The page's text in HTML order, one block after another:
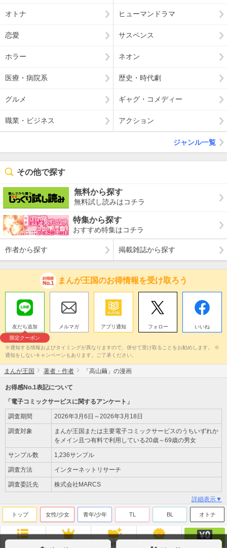
オトナ ヒューマンドラマ
恋愛 サスペンス
ホラー ネオン
医療・病院系 歴史・時代劇
グルメ ギャグ・コメディー
職業・ビジネス アクション
ジャンル一覧
その他で探す
無料から探す
無料試し読みはコチラ
特集から探す
おすすめ特集はコチラ
作者から探す 掲載雑誌から探す
まんが王国のお得情報を受け取ろう
友だち追加
限定クーポン
メルマガ アプリ通知 フォロー いいね
※通知する情報およびタイミングが異なりますので、併せて受け取ることをお勧めします。 ※
通知をしないキャンペーンもあります。ご了承ください。
まんが王国 著者・作者 「高山繭」の漫画
お得感No.1表記について
「電子コミックサービスに関するアンケート」
調査期間 2026年3月6日～2026年3月18日
調査対象
まんが王国または主要電子コミックサービスのうちいずれか
をメイン且つ有料で利用している20歳～69歳の男女
サンプル数 1,236サンプル
調査方法 インターネットリサーチ
調査委託先 株式会社MARCS
詳細表示▼
トップ 女性/少女 青年/少年 TL BL オトナ
新刊